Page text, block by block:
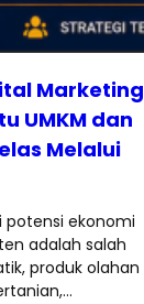
Marketing
UMKM dan
Melalui
potensi ekonomi
adalah salah
produk olahan